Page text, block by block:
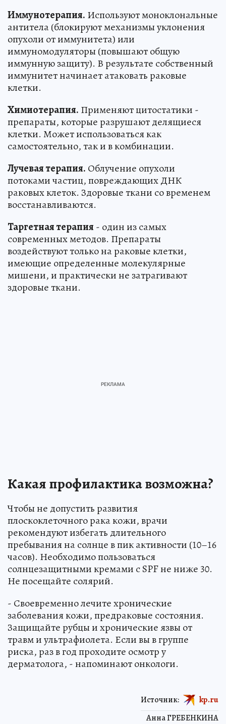
Иммунотерапия. Используют моноклональные
антитела (блокируют механизмы уклонения
опухоли от иммунитета) или
иммуномодуляторы (повышают общую
иммунную защиту). В результате собственный
иммунитет начинает атаковать раковые
клетки.
Химиотерапия. Применяют цитостатики -
препараты, которые разрушают делящиеся
клетки. Может использоваться как
самостоятельно, так и в комбинации.
Лучевая терапия. Облучение опухоли
потоками частиц, повреждающих ДНК
раковых клеток. Здоровые ткани со временем
восстанавливаются.
Таргетная терапия - один из самых
современных методов. Препараты
воздействуют только на раковые клетки,
имеющие определенные молекулярные
мишени, и практически не затрагивают
здоровые ткани.
Какая профилактика возможна?
Чтобы не допустить развития
плоскоклеточного рака кожи, врачи
рекомендуют избегать длительного
пребывания на солнце в пик активности (10–16
часов). Необходимо пользоваться
солнцезащитными кремами с SPF не ниже 30.
Не посещайте солярий.
- Своевременно лечите хронические
заболевания кожи, предраковые состояния.
Защищайте рубцы и хронические язвы от
травм и ультрафиолета. Если вы в группе
риска, раз в год проходите осмотр у
дерматолога, - напоминают онкологи.
Анна ГРЕБЕНКИНА
Источник: kp.ru